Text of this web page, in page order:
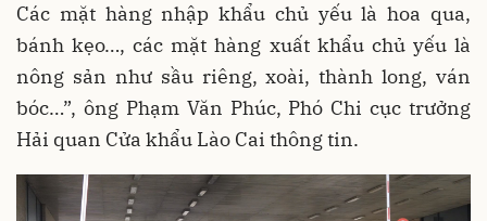
Các mặt hàng nhập khẩu chủ yếu là hoa qua,
bánh kẹo…, các mặt hàng xuất khẩu chủ yếu là
nông sản như sầu riêng, xoài, thành long, ván
bóc…”, ông Phạm Văn Phúc, Phó Chi cục trưởng
Hải quan Cửa khẩu Lào Cai thông tin.